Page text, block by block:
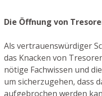
Die Öffnung von
Als vertrauenswürdiger
das Knacken von
nötige Fachwissen und
um sicherzugehen, dass
aufgebrochen werden